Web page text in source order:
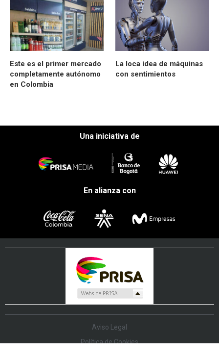
Este es el primer mercado
completamente autónomo
en Colombia
La loca idea de máquinas
con sentimientos
Una iniciativa de
En alianza con
Aviso Legal
Política de Cookies